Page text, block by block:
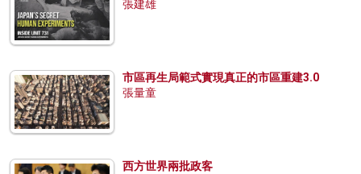
張建雄
市區再生局範式實現真正的市區重建3.0
張量童
西方世界兩批政客